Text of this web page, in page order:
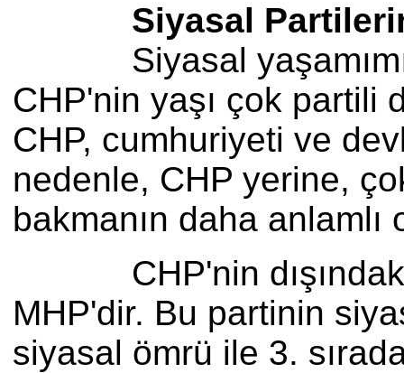
Siyasal Partilerin
Siyasal
CHP'nin yaşı çok partili
CHP, cumhuriyeti ve
nedenle, CHP yerine,
bakmanın daha anlamlı
CHP'nin dışındaki
MHP'dir. Bu partinin
siyasal ömrü ile 3.